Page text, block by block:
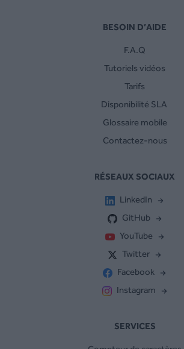
BESOIN D’AIDE
F.A.Q
Tutoriels vidéos
Tarifs
Disponibilité SLA
Glossaire mobile
Contactez-nous
RÉSEAUX SOCIAUX
LinkedIn
GitHub
YouTube
Twitter
Facebook
Instagram
SERVICES